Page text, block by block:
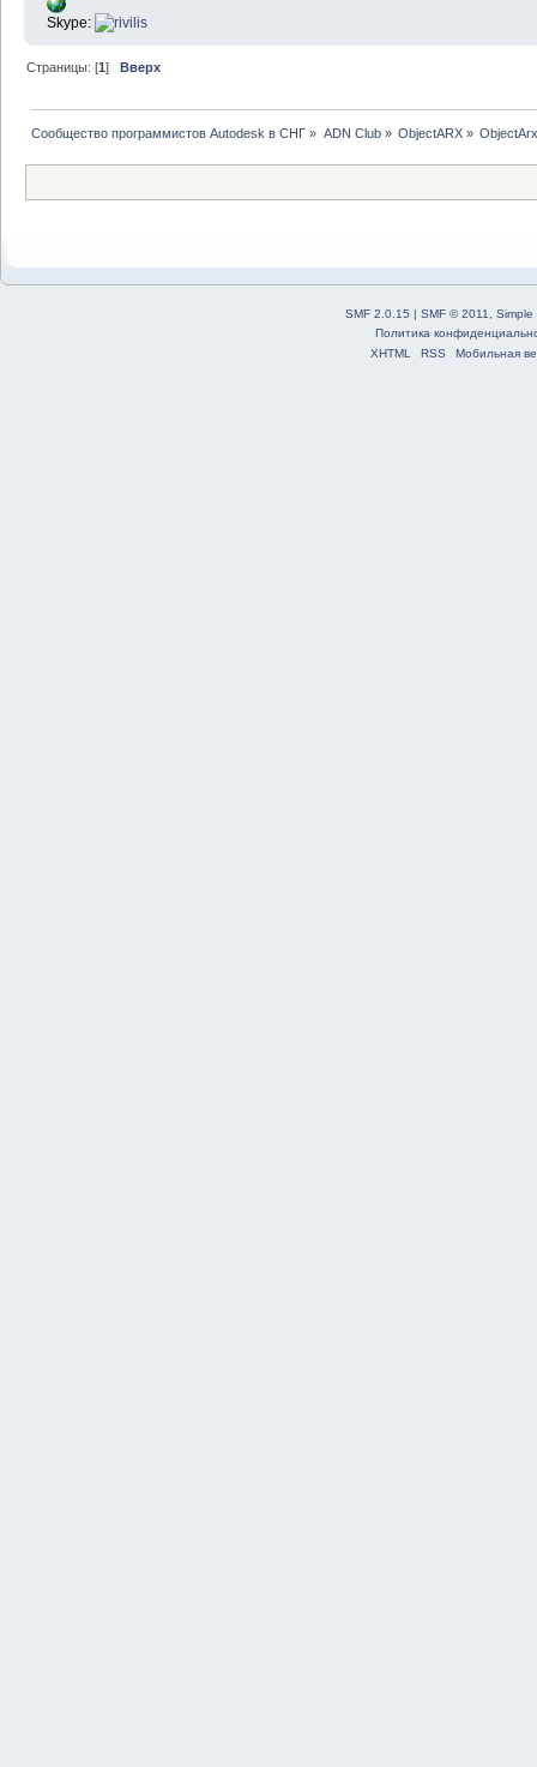
Skype:
Страницы: [1]Вверх
Сообщество программистов Autodesk в СНГ » ADN Club» ObjectARX»
SMF 2.0.15 | SMF © 2011
Simple
Политика
XHTML
RSS Мобильная